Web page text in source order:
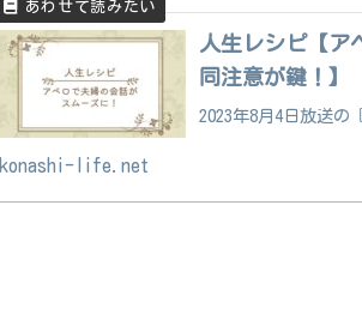
人生レシピ【ア
同注意が鍵！】
2023年8月4日放送
konashi-life.net